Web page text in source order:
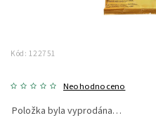
Kód: 122751
Neohodnoceno
Položka byla vyprodána…